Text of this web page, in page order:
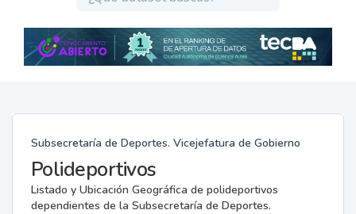
Subsecretaría de Deportes. Vicejefatura de Gobierno
Polideportivos
Listado y Ubicación Geográfica de polideportivos
dependientes de la Subsecretaría de Deportes.